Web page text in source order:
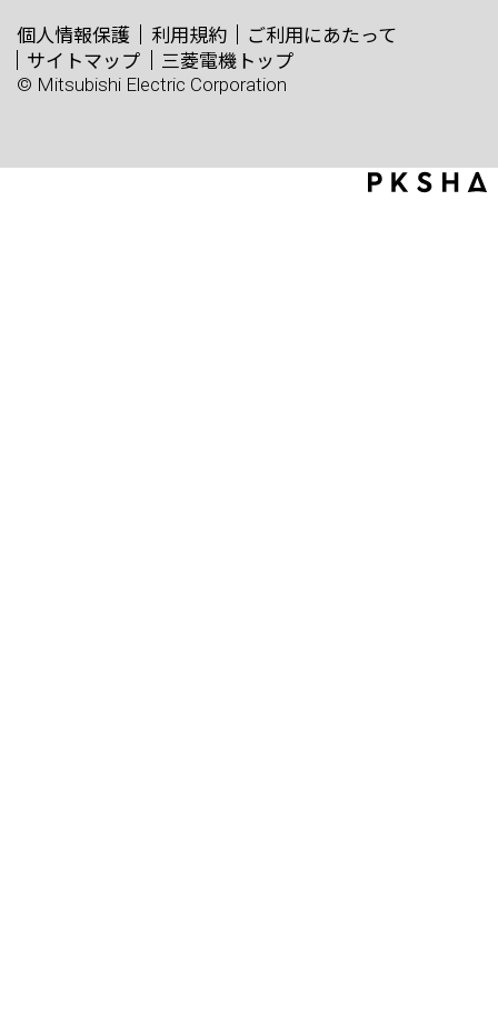
個人情報保護 利用規約
ご利用にあたって
サイトマップ
三菱電機トップ
© Mitsubishi Electric Corporation